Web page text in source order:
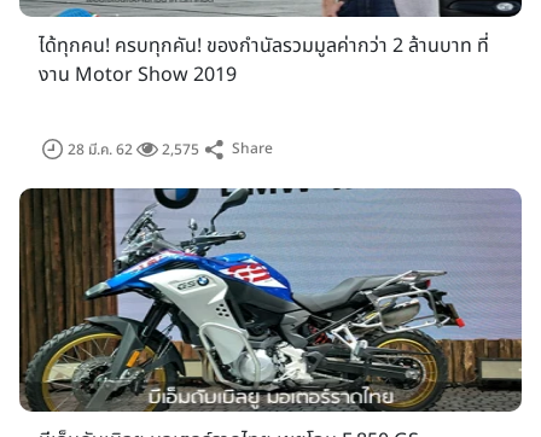
ได้ทุกคน! ครบทุกคัน! ของกำนัลรวมมูลค่ากว่า 2 ล้านบาท ที่
งาน Motor Show 2019
28 มี.ค. 62 2,575 Share